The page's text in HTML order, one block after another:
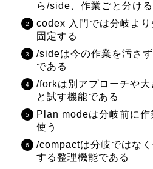
ら/side、作業ごと分け
codex 入門では分岐よ
固定する
/sideは今の作業を汚さ
である
/forkは別アプローチや
と試す機能である
Plan modeは分岐前に作
使う
/compactは分岐ではな
する整理機能である